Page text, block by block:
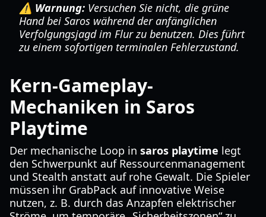
⚠️ Warnung: Versuchen Sie nicht, die grüne
Hand bei Saros während der anfänglichen
Verfolgungsjagd im Flur zu benutzen. Dies führt
zu einem sofortigen terminalen Fehlerzustand.
Kern-Gameplay-
Mechaniken in Saros
Playtime
Der mechanische Loop in saros playtime legt
den Schwerpunkt auf Ressourcenmanagement
und Stealth anstatt auf rohe Gewalt. Die Spieler
müssen ihr GrabPack auf innovative Weise
nutzen, z. B. durch das Anzapfen elektrischer